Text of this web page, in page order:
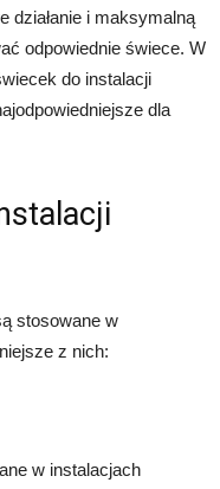
działanie i maksymalną
odpowiednie świece. W
do instalacji
dla
stosowane w
z nich:
w instalacjach